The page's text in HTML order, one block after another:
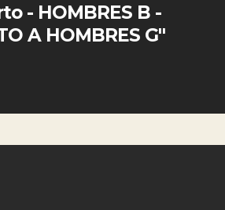
- HOMBRES B -
A HOMBRES G"